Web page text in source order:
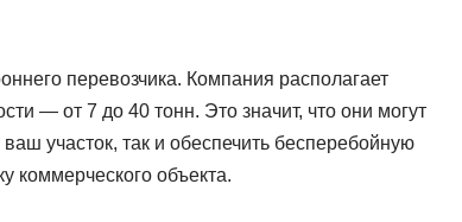
перевозчика. Компания располагает
— от 7 до 40 тонн. Это значит, что они могут
участок, так и обеспечить бесперебойную
коммерческого объекта.